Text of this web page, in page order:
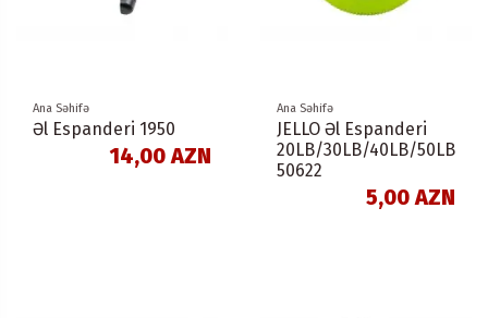
Ana Səhifə
Əl Espanderi 1950
14,00 AZN
Ana Səhifə
JELLO Əl Espanderi
20LB/30LB/40LB/50LB
50622
5,00 AZN